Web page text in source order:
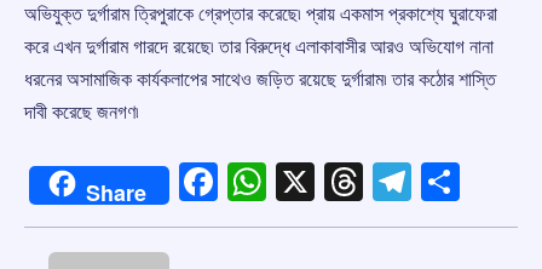
অভিযুক্ত দুর্গারাম ত্রিপুরাকে গ্রেপ্তার করেছে৷ প্রায় একমাস প্রকাশ্যে ঘুরাফেরা
করে এখন দুর্গারাম গারদে রয়েছে৷ তার বিরুদ্ধে এলাকাবাসীর আরও অভিযোগ নানা
ধরনের অসামাজিক কার্যকলাপের সাথেও জড়িত রয়েছে দুর্গারাম৷ তার কঠোর শাস্তি
দাবী করেছে জনগণ৷
Share Facebook
WhatsApp
X Threads